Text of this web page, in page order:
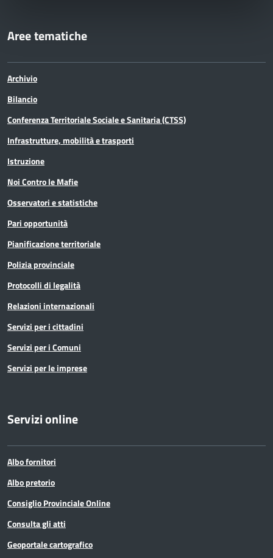
Aree tematiche
Archivio
Bilancio
Conferenza Territoriale Sociale e Sanitaria (CTSS)
Infrastrutture, mobilità e trasporti
Istruzione
Noi Contro le Mafie
Osservatori e statistiche
Pari opportunità
Pianificazione territoriale
Polizia provinciale
Protocolli di legalità
Relazioni internazionali
Servizi per i cittadini
Servizi per i Comuni
Servizi per le imprese
Servizi online
Albo fornitori
Albo pretorio
Consiglio Provinciale Online
Consulta gli atti
Geoportale cartografico